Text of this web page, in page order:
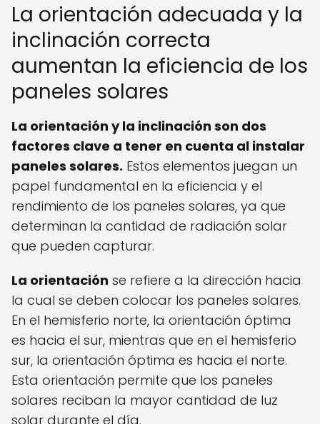
La orientación adecuada y la
inclinación correcta
aumentan la eficiencia de los
paneles solares
La orientación y la inclinación son dos
factores clave a tener en cuenta al instalar
paneles solares. Estos elementos juegan un
papel fundamental en la eficiencia y el
rendimiento de los paneles solares, ya que
determinan la cantidad de radiación solar
que pueden capturar.
La orientación se refiere a la dirección hacia
la cual se deben colocar los paneles solares.
En el hemisferio norte, la orientación óptima
es hacia el sur, mientras que en el hemisferio
sur, la orientación óptima es hacia el norte.
Esta orientación permite que los paneles
solares reciban la mayor cantidad de luz
solar durante el día.